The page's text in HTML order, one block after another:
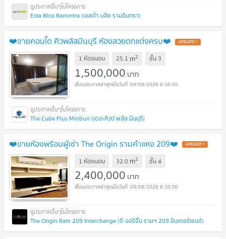
Esta Bliss Ramintra (เอสต้า บลิซ รามอินทรา)
❤️ขายคอนโด คิวพลัสมีนบุรี ห้องสวยตกแต่งครบ❤️ UPDATE !
1 ห้องนอน 25.1 m2 ชั้น 3
1,500,000 บาท
09/08/2026 6:30:00
The Cube Plus Minburi (เดอะคิวบ์ พลัส มีนบุรี)
❤️ขายห้องพร้อมผู้เช่า The Origin รามคำแหง 209❤️ UPDATE !
1 ห้องนอน 32.0 m2 ชั้น4
2,400,000 บาท
09/08/2026 6:30:00
The Origin Ram 209 Interchange (ดิ ออริจิ้น รามฯ 209 อินเตอร์เชนจ์)